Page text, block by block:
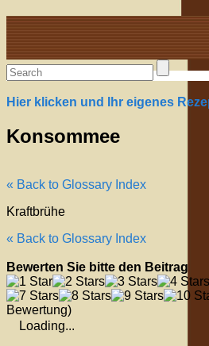
Alte Rezepte online
Hier klicken und Ihr eigenes
Konsommee
« Back to Glossary Index
Kraftbrühe
« Back to Glossary Index
Bewerten Sie bitte den Beitrag
Bewertung)
Loading...